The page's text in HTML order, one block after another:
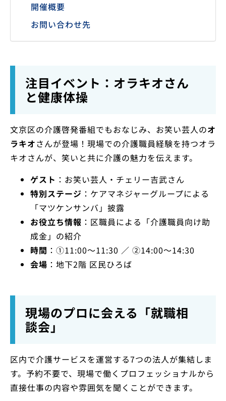
開催概要
お問い合わせ先
注目イベント：オラキオさん
と健康体操
文京区の介護啓発番組でもおなじみ、お笑い芸人のオ
ラキオさんが登場！現場での介護職員経験を持つオラ
キオさんが、笑いと共に介護の魅力を伝えます。
ゲスト ：お笑い芸人・チェリー吉武さん
特別ステージ ：ケアマネジャーグループによる
「マツケンサンバ」披露
お役立ち情報 ：区職員による「介護職員向け助
成金」の紹介
時間 ：①11:00～11:30 ／ ②14:00～14:30
会場 ：地下2階 区民ひろば
現場のプロに会える「就職相
談会」
区内で介護サービスを運営する7つの法人が集結しま
す。予約不要で、現場で働くプロフェッショナルから
直接仕事の内容や雰囲気を聞くことができます。